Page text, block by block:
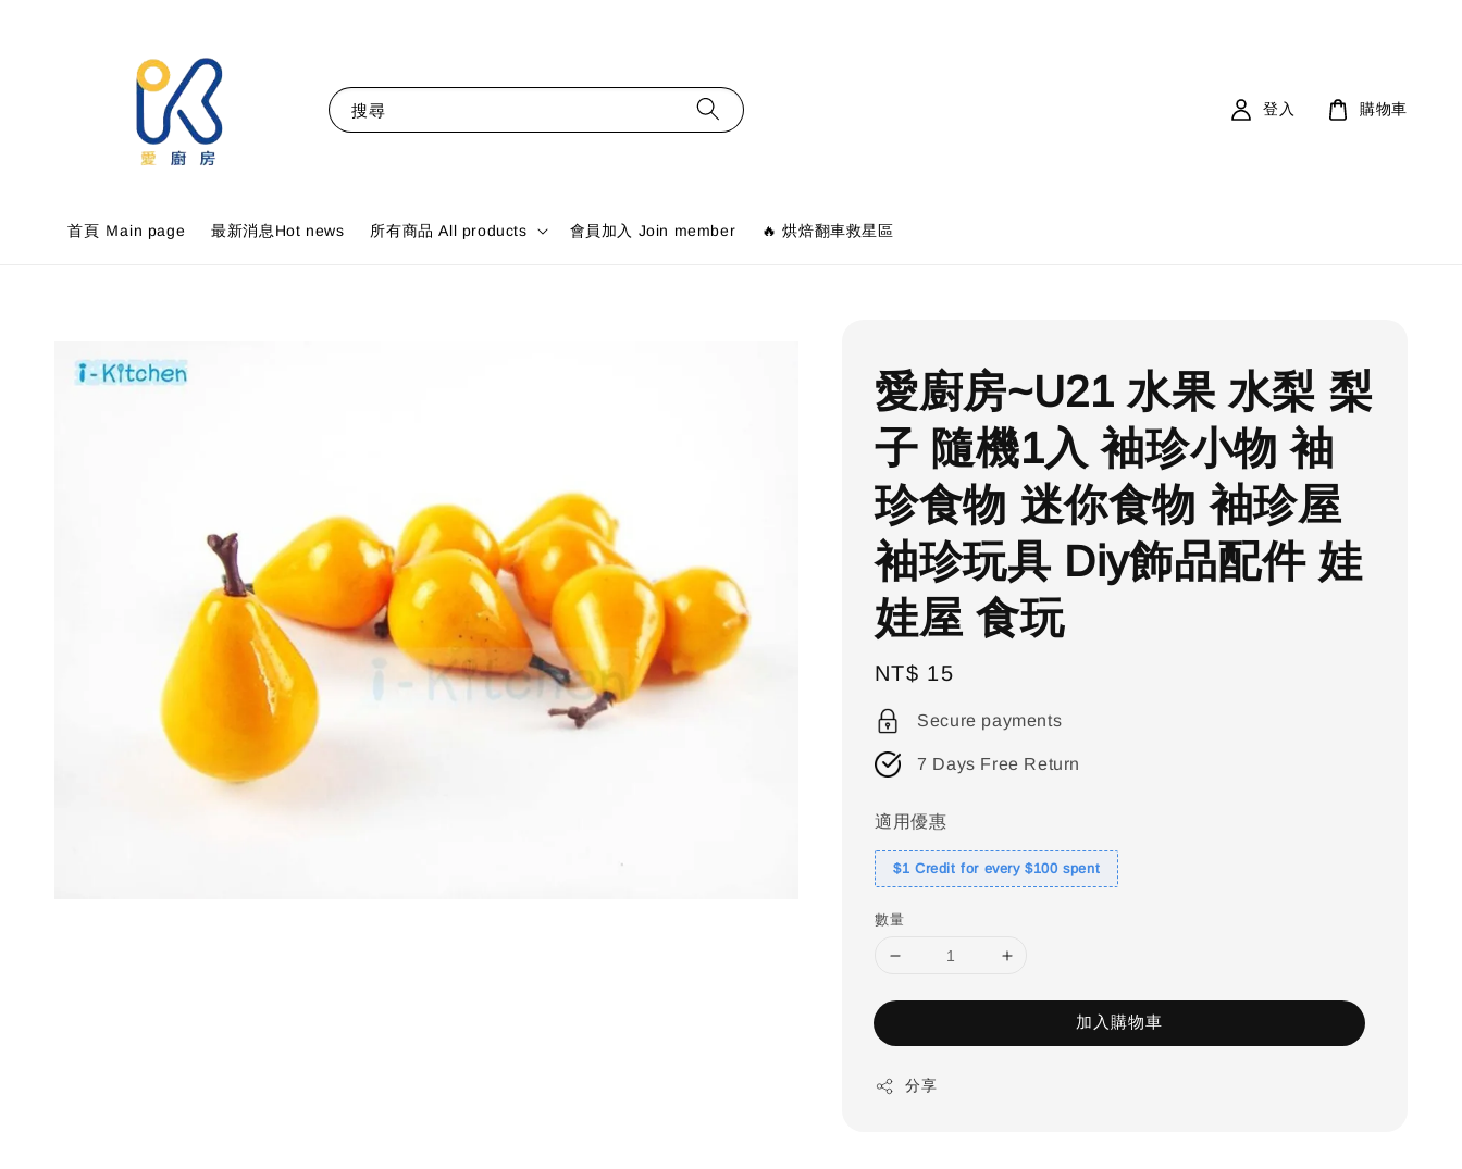
搜尋
首頁 Ｍain page 最新消息Hot news 所有商品 All products 會員加入 Join member 🔥 烘焙翻車救星區
登入 購物車
愛廚房~U21 水果 水梨 梨
子 隨機1入 袖珍小物 袖
珍食物 迷你食物 袖珍屋
袖珍玩具 Diy飾品配件 娃
娃屋 食玩
Regular
price
NT$ 15
Secure payments
7 Days Free Return
適用優惠
$1 Credit for every $100 spent
數量
加入購物車
分享